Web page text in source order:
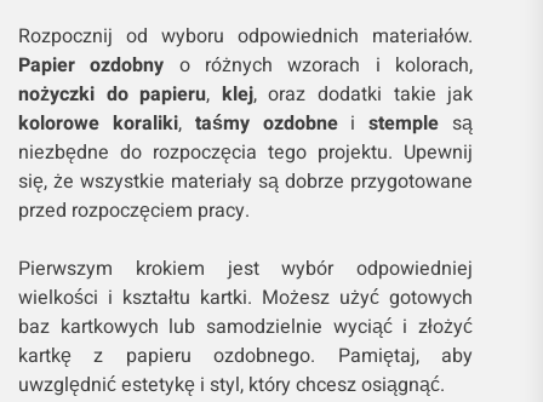
Rozpocznij od wyboru odpowiednich materiałów.
Papier ozdobny o różnych wzorach i kolorach,
nożyczki do papieru, klej, oraz dodatki takie jak
kolorowe koraliki, taśmy ozdobneistemple są
niezbędne do rozpoczęcia tego projektu. Upewnij
się, że wszystkie materiały są dobrze przygotowane
przed rozpoczęciem pracy.
Pierwszym krokiem jest wybór odpowiedniej
wielkości i kształtu kartki. Możesz użyć gotowych
baz kartkowych lub samodzielnie wyciąć i złożyć
kartkę z papieru ozdobnego. Pamiętaj, aby
uwzględnić estetykę i styl, który chcesz osiągnąć.